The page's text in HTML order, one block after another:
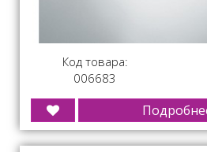
Код товара:
006683